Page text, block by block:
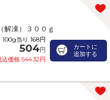
解凍）３００ｇ
100g当り 168円
504円
込価格 544.32円
カートに
追加する